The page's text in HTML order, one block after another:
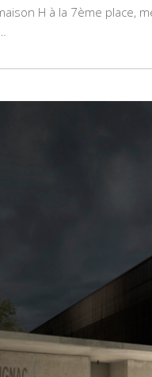
H à la 7ème place,